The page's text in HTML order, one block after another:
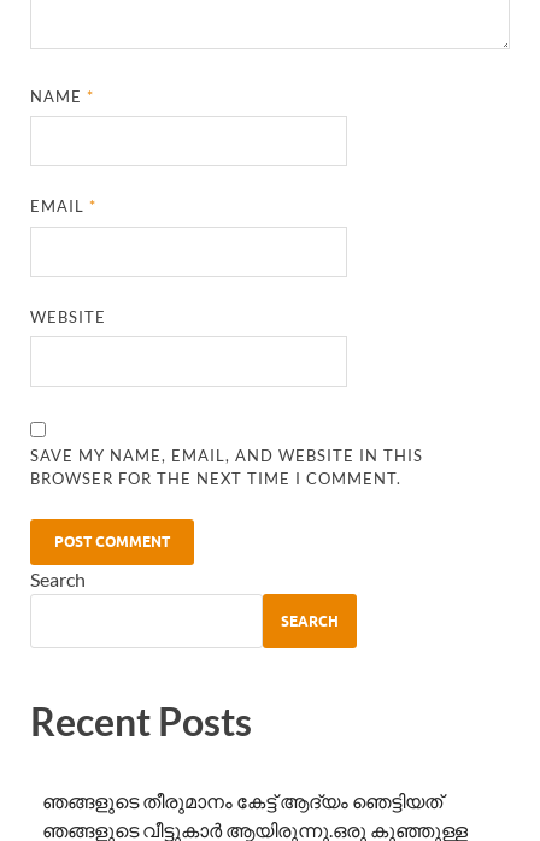
NAME*
EMAIL*
WEBSITE
SAVE MY NAME, EMAIL, AND WEBSITE IN THIS
BROWSER FOR THE NEXT TIME I COMMENT.
Search
SEARCH
Recent Posts
ഞങ്ങളുടെ തീരുമാനം കേട്ട് ആദ്യം ഞെട്ടിയത്
ഞങ്ങളുടെ വീട്ടുകാർ ആയിരുന്നു.ഒരു കുഞ്ഞുള്ള